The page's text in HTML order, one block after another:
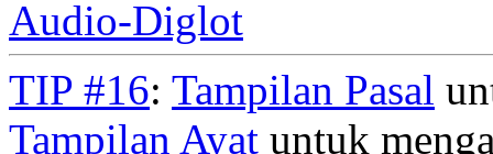
Audio-Diglot
TIP #16: Tampilan Pasal
Tampilan Ayat untuk